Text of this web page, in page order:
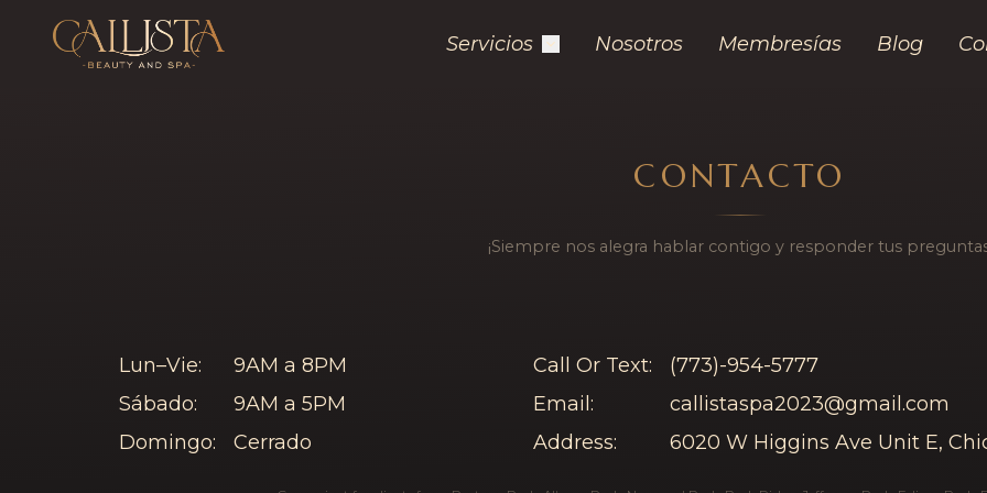
Servicios Nosotros Membresías Blog
CONTACTO
¡Siempre nos alegra hablar contigo y responder tus
Lun–Vie:
9AM a 8PM
Sábado:
9AM a 5PM
Domingo:
Cerrado
Call Or Text:
(773)-954-5777
Email:
callistaspa2023@gmail.com
Address:
6020 W Higgins Ave Unit E,